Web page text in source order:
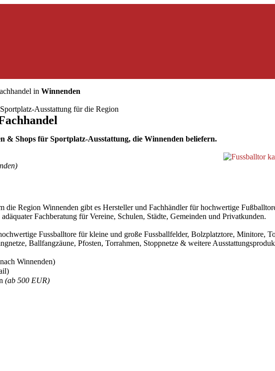
in Winnenden
Ausstattung für die Region
& Shops für Sportplatz-Ausstattung, die Winnenden beliefern.
die Region Winnenden gibt es Hersteller und Fachhändler für hochwertige
Fachberatung für Vereine, Schulen, Städte, Gemeinden und Privatkunden.
Fussballtore für kleine und große Fussballfelder, Bolzplatztore, Minitore,
Ballfangzäune, Pfosten, Torrahmen, Stoppnetze & weitere
Winnenden)
(ab 500 EUR)